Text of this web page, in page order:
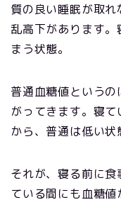
質の良い睡眠が取
乱高下があります
まう状態。
普通血糖値という
がってきます。寝
から、普通は低い状
それが、寝る前に
ている間にも血糖値